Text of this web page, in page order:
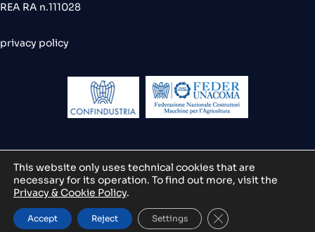
REA RA n.111028
privacy policy
credits
This website only uses technical cookies that are
necessary for its operation. To find out more, visit the
Privacy & Cookie Policy.
Accept Reject Settings Fermer la bannière